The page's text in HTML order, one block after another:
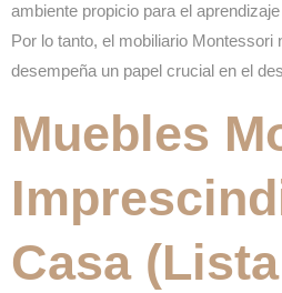
ambiente propicio para el
Por lo tanto, el mobiliario
desempeña un papel crucial en el
Muebles
Casa